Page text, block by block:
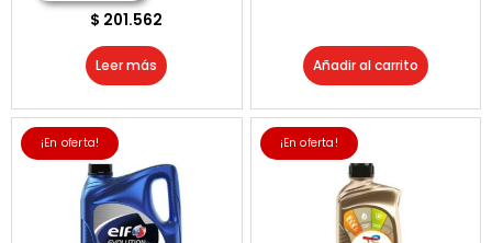
$ 201.562
Leer más Añadir al carrito
¡En oferta! ¡En oferta!